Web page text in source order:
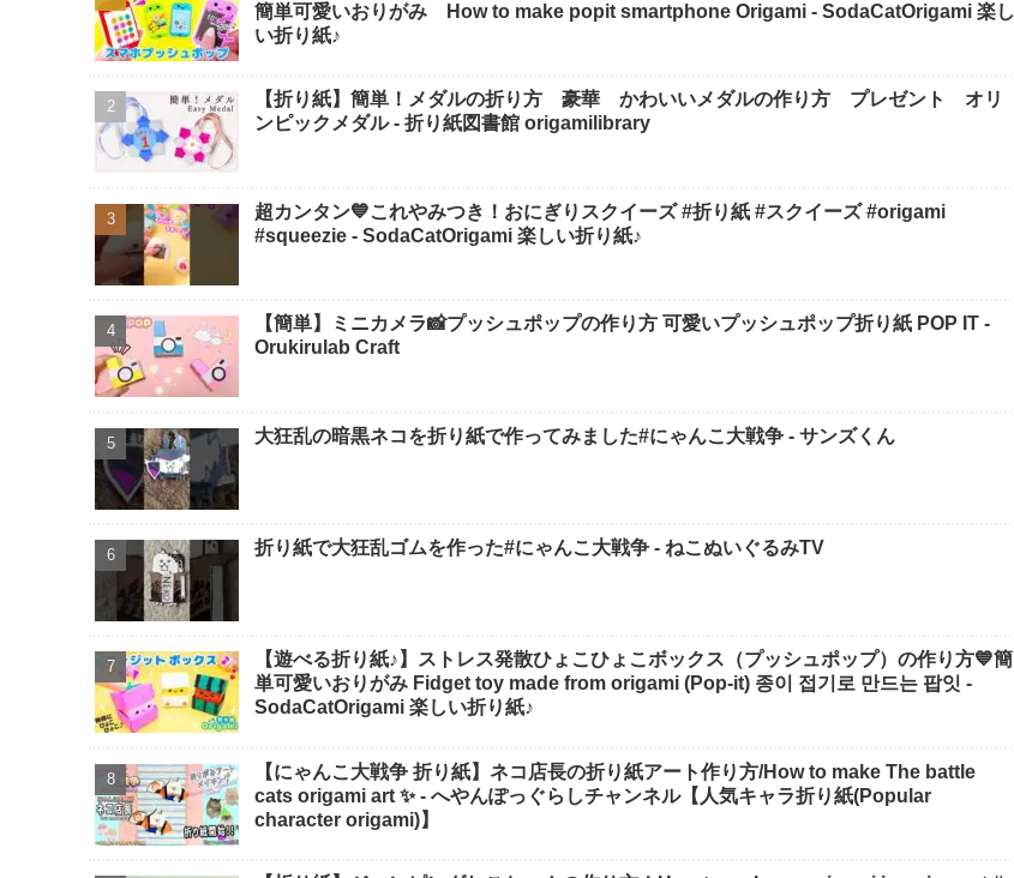
簡単可愛いおりがみ How to make popit smartphone Origami - SodaCatOrigami 楽し
い折り紙♪
【折り紙】簡単！メダルの折り方 豪華 かわいいメダルの作り方 プレゼント オリ
ンピックメダル - 折り紙図書館 origamilibrary
超カンタン💙これやみつき！おにぎりスクイーズ #折り紙 #スクイーズ #origami
#squeezie - SodaCatOrigami 楽しい折り紙♪
【簡単】ミニカメラ📸プッシュポップの作り方 可愛いプッシュポップ折り紙 POP IT -
Orukirulab Craft
大狂乱の暗黒ネコを折り紙で作ってみました#にゃんこ大戦争 - サンズくん
折り紙で大狂乱ゴムを作った#にゃんこ大戦争 - ねこぬいぐるみTV
【遊べる折り紙♪】ストレス発散ひょこひょこボックス（プッシュポップ）の作り方💙簡
単可愛いおりがみ Fidget toy made from origami (Pop-it) 종이 접기로 만드는 팝잇 -
SodaCatOrigami 楽しい折り紙♪
【にゃんこ大戦争 折り紙】ネコ店長の折り紙アート作り方/How to make The battle
cats origami art ✨️ - へやんぽっぐらしチャンネル【人気キャラ折り紙(Popular
character origami)】